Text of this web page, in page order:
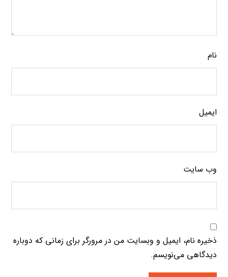
نام
ایمیل
وب‌ سایت
ذخیره نام، ایمیل و وبسایت من در مرورگر برای زمانی که دوباره
دیدگاهی می‌نویسم.